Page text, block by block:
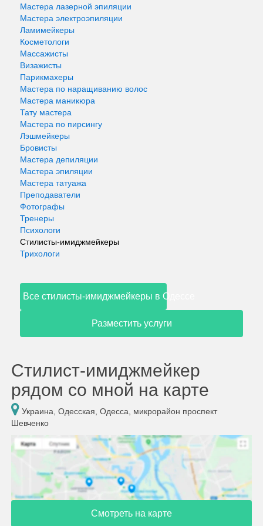
Мастера лазерной эпиляции
Мастера электроэпиляции
Ламимейкеры
Косметологи
Массажисты
Визажисты
Парикмахеры
Мастера по наращиванию волос
Мастера маникюра
Тату мастера
Мастера по пирсингу
Лэшмейкеры
Бровисты
Мастера депиляции
Мастера эпиляции
Мастера татуажа
Преподаватели
Фотографы
Тренеры
Психологи
Стилисты-имиджмейкеры
Трихологи
Все стилисты-имиджмейкеры в Одессе
Разместить услуги
Стилист-имиджмейкер
рядом со мной на карте
Украина, Одесская, Одесса, микрорайон проспект
Шевченко
Смотреть на карте